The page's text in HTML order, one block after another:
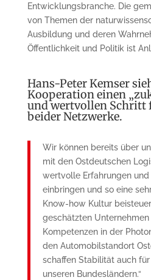
Entwicklungsbranche. Die
von Themen der
Ausbildung und deren
Öffentlichkeit und Politik ist
Hans-Peter Kemser
Kooperation einen
und wertvollen Schritt
beider Netzwerke.
Wir können bereits über
mit den Ostdeutschen
wertvolle Erfahrungen
einbringen und so eine
Know-how Kultur
geschätzten
Kompetenzen in der
den Automobilstandort
schaffen Stabilität auch
unseren Bundesländern.“